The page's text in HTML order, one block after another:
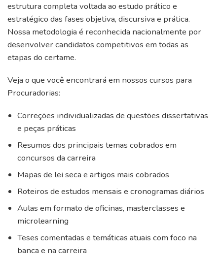
estrutura completa voltada ao estudo prático e
estratégico das fases objetiva, discursiva e prática.
Nossa metodologia é reconhecida nacionalmente por
desenvolver candidatos competitivos em todas as
etapas do certame.
Veja o que você encontrará em nossos cursos para
Procuradorias:
Correções individualizadas de questões dissertativas
e peças práticas
Resumos dos principais temas cobrados em
concursos da carreira
Mapas de lei seca e artigos mais cobrados
Roteiros de estudos mensais e cronogramas diários
Aulas em formato de oficinas, masterclasses e
microlearning
Teses comentadas e temáticas atuais com foco na
banca e na carreira